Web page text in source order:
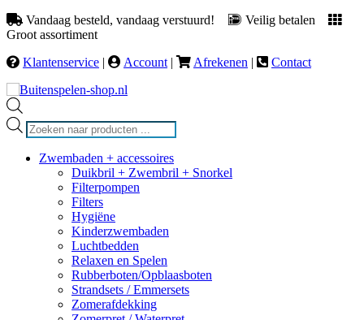
Vandaag besteld, vandaag verstuurd!
Veilig betalen
Groot assortiment
Klantenservice | Account | Afrekenen | Contact
Producten
zoeken
Zwembaden + accessoires
Duikbril + Zwembril + Snorkel
Filterpompen
Filters
Hygiëne
Kinderzwembaden
Luchtbedden
Relaxen en Spelen
Rubberboten/Opblaasboten
Strandsets / Emmersets
Zomerafdekking